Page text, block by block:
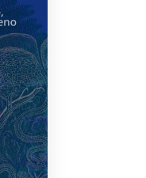
+370 667 80 541
info@elvislab.lt